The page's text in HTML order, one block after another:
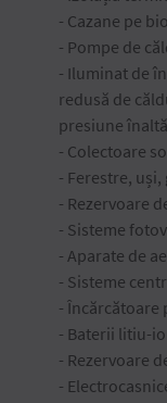
- Cazane pe
- Pompe de
- Iluminat de
redusă de
presiune
- Colectoare
- Ferestre,
- Rezervoare
- Sisteme
- Aparate de
- Sisteme
- Încărcătoare
- Baterii litiu-
- Rezervoare
-